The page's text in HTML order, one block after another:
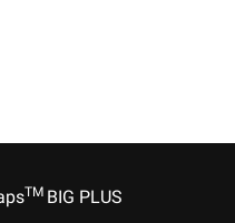
TM BIG PLUS